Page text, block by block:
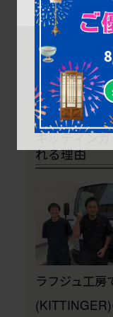
ティンガー社
ご相談くださ
キッティン
れる理由
ラフジュ工房
(KITTINGER)